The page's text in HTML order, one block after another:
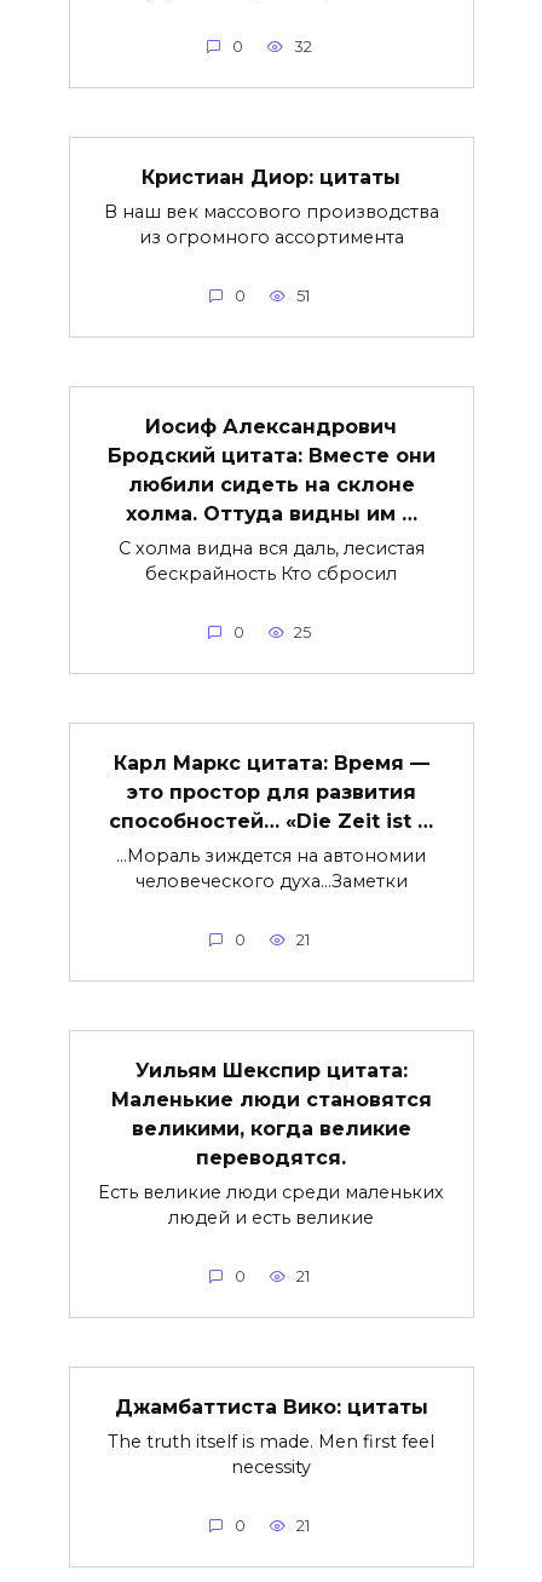
0 32
Кристиан Диор: цитаты
В наш век массового производства
из огромного ассортимента
0 51
Иосиф Александрович
Бродский цитата: Вместе они
любили сидеть на склоне
холма. Оттуда видны им …
С холма видна вся даль, лесистая
бескрайность Кто сбросил
0 25
Карл Маркс цитата: Время —
это простор для развития
способностей… «Die Zeit ist …
…Мораль зиждется на автономии
человеческого духа…Заметки
0 21
Уильям Шекспир цитата:
Маленькие люди становятся
великими, когда великие
переводятся.
Есть великие люди среди маленьких
людей и есть великие
0 21
Джамбаттиста Вико: цитаты
The truth itself is made. Men first feel
necessity
0 21